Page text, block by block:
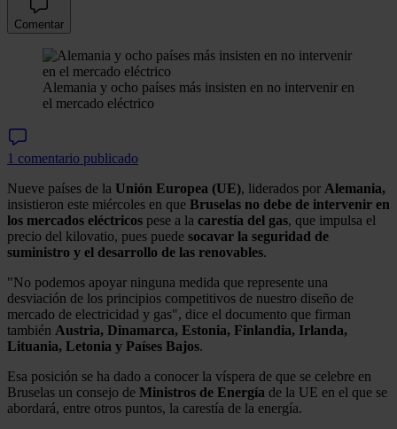
Comentar
Alemania y ocho países más insisten en no intervenir en
el mercado eléctrico
1 comentario publicado
Nueve países de la Unión Europea (UE), liderados por Alemania,
insistieron este miércoles en que Bruselas no debe de intervenir en
los mercados eléctricos pese a la carestía del gas, que impulsa el
precio del kilovatio, pues puede socavar la seguridad de
suministro y el desarrollo de las renovables.
"No podemos apoyar ninguna medida que represente una
desviación de los principios competitivos de nuestro diseño de
mercado de electricidad y gas", dice el documento que firman
también Austria, Dinamarca, Estonia, Finlandia, Irlanda,
Lituania, Letonia y Países Bajos.
Esa posición se ha dado a conocer la víspera de que se celebre en
Bruselas un consejo de Ministros de Energía de la UE en el que se
abordará, entre otros puntos, la carestía de la energía.